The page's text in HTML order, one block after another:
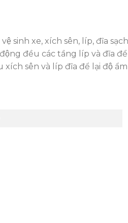
sinh xe, xích sên, líp, đĩa
đều các tầng líp và đĩa
sên và líp đĩa để lại độ